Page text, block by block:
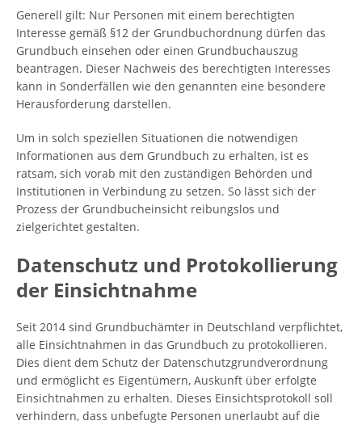
Generell gilt: Nur Personen mit einem berechtigten
Interesse gemäß §12 der Grundbuchordnung dürfen das
Grundbuch einsehen oder einen Grundbuchauszug
beantragen. Dieser Nachweis des berechtigten Interesses
kann in Sonderfällen wie den genannten eine besondere
Herausforderung darstellen.
Um in solch speziellen Situationen die notwendigen
Informationen aus dem Grundbuch zu erhalten, ist es
ratsam, sich vorab mit den zuständigen Behörden und
Institutionen in Verbindung zu setzen. So lässt sich der
Prozess der Grundbucheinsicht reibungslos und
zielgerichtet gestalten.
Datenschutz und Protokollierung
der Einsichtnahme
Seit 2014 sind Grundbuchämter in Deutschland verpflichtet,
alle Einsichtnahmen in das Grundbuch zu protokollieren.
Dies dient dem Schutz der Datenschutzgrundverordnung
und ermöglicht es Eigentümern, Auskunft über erfolgte
Einsichtnahmen zu erhalten. Dieses Einsichtsprotokoll soll
verhindern, dass unbefugte Personen unerlaubt auf die